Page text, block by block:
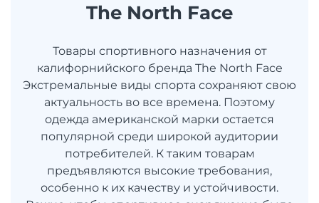
The North Face
Товары спортивного назначения от
калифорнийского бренда The North Face
Экстремальные виды спорта сохраняют свою
актуальность во все времена. Поэтому
одежда американской марки остается
популярной среди широкой аудитории
потребителей. К таким товарам
предъявляются высокие требования,
особенно к их качеству и устойчивости.